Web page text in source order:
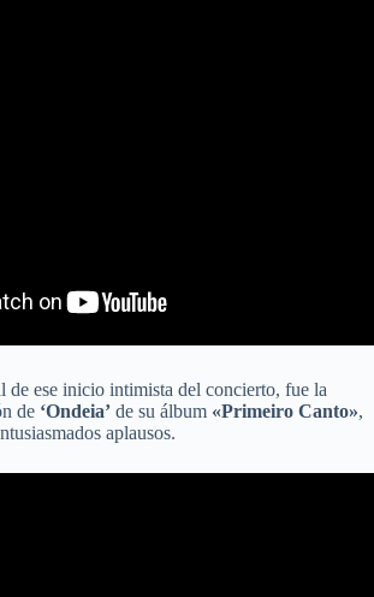
de ese inicio intimista del concierto, fue la
de ‘Ondeia’ de su álbum «Primeiro Canto»,
aplausos.